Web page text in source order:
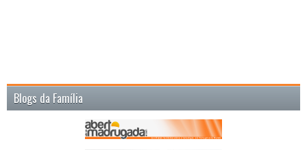
Blogs da Família